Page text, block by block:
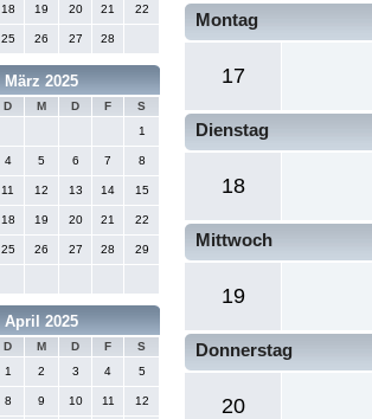
18 19 20 21 22
25 26 27 28
März 2025
D M D F
S
1
4 5 6 7 8
11 12 13 14 15
18 19 20 21 22
25 26 27 28 29
April 2025
D M D F
S
1
2 3 4 5
8 9 10 11 12
Montag
17
Dienstag
18
Mittwoch
19
Donnerstag
20